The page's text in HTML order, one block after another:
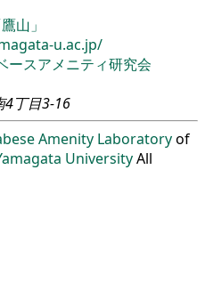
山」
u.ac.jp/
ースアメニティ研究会
4丁目3-16
Amenity Laboratoryof
UniversityAll